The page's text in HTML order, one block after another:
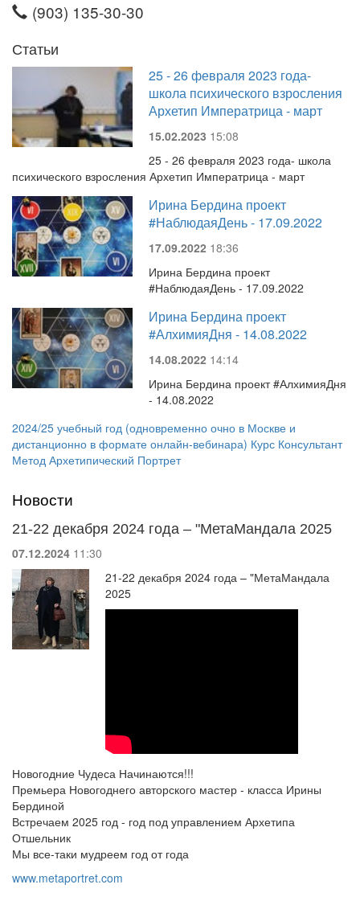
(903) 135-30-30
Статьи
25 - 26 февраля 2023 года-
школа психического взросления
Архетип Императрица - март
15.02.2023 15:08
25 - 26 февраля 2023 года- школа
психического взросления Архетип Императрица - март
Ирина Бердина проект
#НаблюдаяДень - 17.09.2022
17.09.2022 18:36
Ирина Бердина проект
#НаблюдаяДень - 17.09.2022
Ирина Бердина проект
#АлхимияДня - 14.08.2022
14.08.2022 14:14
Ирина Бердина проект #АлхимияДня
- 14.08.2022
2024/25 учебный год (одновременно очно в Москве и
дистанционно в формате онлайн-вебинара) Курс Консультант
Метод Архетипический Портрет
Новости
21-22 декабря 2024 года – "МетаМандала 2025
07.12.2024 11:30
21-22 декабря 2024 года – "МетаМандала
2025
Новогодние Чудеса Начинаются!!!
Премьера Новогоднего авторского мастер - класса Ирины
Бердиной
Встречаем 2025 год - год под управлением Архетипа
Отшельник
Мы все-таки мудреем год от года
www.metaportret.com